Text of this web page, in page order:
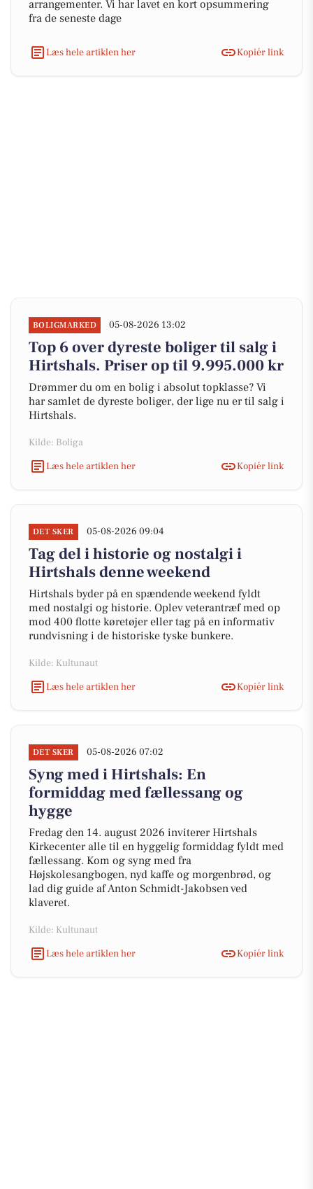
arrangementer. Vi har lavet en kort opsummering
fra de seneste dage
Læs hele artiklen her Kopiér link
BOLIGMARKED 05-08-2026 13:02
Top 6 over dyreste boliger til salg i
Hirtshals. Priser op til 9.995.000 kr
Drømmer du om en bolig i absolut topklasse? Vi
har samlet de dyreste boliger, der lige nu er til salg i
Hirtshals.
Kilde: Boliga
Læs hele artiklen her
Kopiér link
DET SKER 05-08-2026 09:04
Tag del i historie og nostalgi i
Hirtshals denne weekend
Hirtshals byder på en spændende weekend fyldt
med nostalgi og historie. Oplev veterantræf med op
mod 400 flotte køretøjer eller tag på en informativ
rundvisning i de historiske tyske bunkere.
Kilde: Kultunaut
Læs hele artiklen her
Kopiér link
DET SKER 05-08-2026 07:02
Syng med i Hirtshals: En
formiddag med fællessang og
hygge
Fredag den 14. august 2026 inviterer Hirtshals
Kirkecenter alle til en hyggelig formiddag fyldt med
fællessang. Kom og syng med fra
Højskolesangbogen, nyd kaffe og morgenbrød, og
lad dig guide af Anton Schmidt-Jakobsen ved
klaveret.
Kilde: Kultunaut
Læs hele artiklen her
Kopiér link